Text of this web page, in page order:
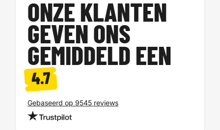
ONZE KLANTEN
GEVEN ONS
GEMIDDELD EEN
4.7
Gebaseerd op 9545 reviews